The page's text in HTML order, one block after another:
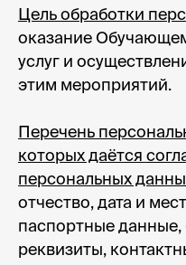
Цель обработки
оказание
услуг и
этим мероприятий.
Перечень
которых даётся
персональных
отчество, дата и
паспортные данные,
реквизиты,